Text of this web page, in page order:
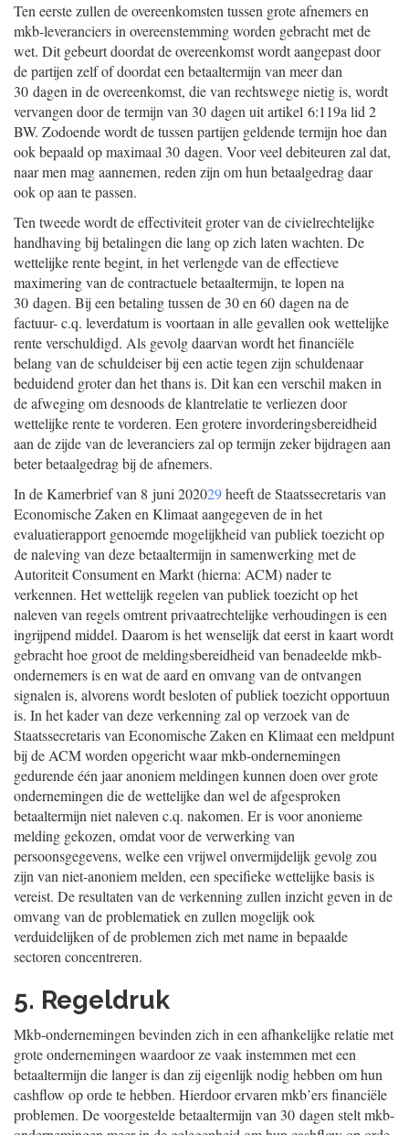
Ten eerste zullen de overeenkomsten tussen grote afnemers en
mkb-leveranciers in overeenstemming worden gebracht met de
wet. Dit gebeurt doordat de overeenkomst wordt aangepast door
de partijen zelf of doordat een betaaltermijn van meer dan
30 dagen in de overeenkomst, die van rechtswege nietig is, wordt
vervangen door de termijn van 30 dagen uit artikel 6:119a lid 2
BW. Zodoende wordt de tussen partijen geldende termijn hoe dan
ook bepaald op maximaal 30 dagen. Voor veel debiteuren zal dat,
naar men mag aannemen, reden zijn om hun betaalgedrag daar
ook op aan te passen.
Ten tweede wordt de effectiviteit groter van de civielrechtelijke
handhaving bij betalingen die lang op zich laten wachten. De
wettelijke rente begint, in het verlengde van de effectieve
maximering van de contractuele betaaltermijn, te lopen na
30 dagen. Bij een betaling tussen de 30 en 60 dagen na de
factuur- c.q. leverdatum is voortaan in alle gevallen ook wettelijke
rente verschuldigd. Als gevolg daarvan wordt het financiële
belang van de schuldeiser bij een actie tegen zijn schuldenaar
beduidend groter dan het thans is. Dit kan een verschil maken in
de afweging om desnoods de klantrelatie te verliezen door
wettelijke rente te vorderen. Een grotere invorderingsbereidheid
aan de zijde van de leveranciers zal op termijn zeker bijdragen aan
beter betaalgedrag bij de afnemers.
In de Kamerbrief van 8 juni 202029heeft de Staatssecretaris van
Economische Zaken en Klimaat aangegeven de in het
evaluatierapport genoemde mogelijkheid van publiek toezicht op
de naleving van deze betaaltermijn in samenwerking met de
Autoriteit Consument en Markt (hierna: ACM) nader te
verkennen. Het wettelijk regelen van publiek toezicht op het
naleven van regels omtrent privaatrechtelijke verhoudingen is een
ingrijpend middel. Daarom is het wenselijk dat eerst in kaart wordt
gebracht hoe groot de meldingsbereidheid van benadeelde mkb-
ondernemers is en wat de aard en omvang van de ontvangen
signalen is, alvorens wordt besloten of publiek toezicht opportuun
is. In het kader van deze verkenning zal op verzoek van de
Staatssecretaris van Economische Zaken en Klimaat een meldpunt
bij de ACM worden opgericht waar mkb-ondernemingen
gedurende één jaar anoniem meldingen kunnen doen over grote
ondernemingen die de wettelijke dan wel de afgesproken
betaaltermijn niet naleven c.q. nakomen. Er is voor anonieme
melding gekozen, omdat voor de verwerking van
persoonsgegevens, welke een vrijwel onvermijdelijk gevolg zou
zijn van niet-anoniem melden, een specifieke wettelijke basis is
vereist. De resultaten van de verkenning zullen inzicht geven in de
omvang van de problematiek en zullen mogelijk ook
verduidelijken of de problemen zich met name in bepaalde
sectoren concentreren.
5. Regeldruk
Mkb-ondernemingen bevinden zich in een afhankelijke relatie met
grote ondernemingen waardoor ze vaak instemmen met een
betaaltermijn die langer is dan zij eigenlijk nodig hebben om hun
cashflow op orde te hebben. Hierdoor ervaren mkb’ers financiële
problemen. De voorgestelde betaaltermijn van 30 dagen stelt mkb-